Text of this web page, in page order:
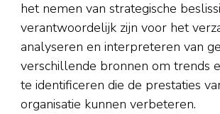
het nemen van strategische
verantwoordelijk zijn voor het
analyseren en interpreteren van
verschillende bronnen om trends
te identificeren die de prestaties
organisatie kunnen verbeteren.